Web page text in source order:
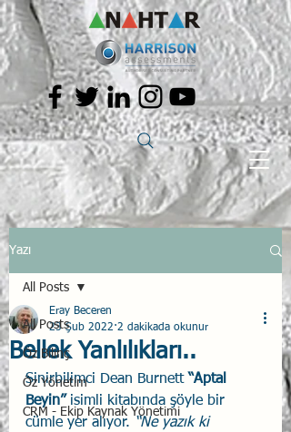
Yazı
All Posts
Öz Bilinç
Öz Yönetim
CRM - Ekip Kaynak Yönetimi
All Posts
Bellek Yanlılıkları..
Eray Beceren
23 Şub 2022 2 dakikada okunur
Sinirbilimci Dean Burnett “Aptal
Beyin” isimli kitabında şöyle bir
cümle yer alıyor. “Ne yazık ki